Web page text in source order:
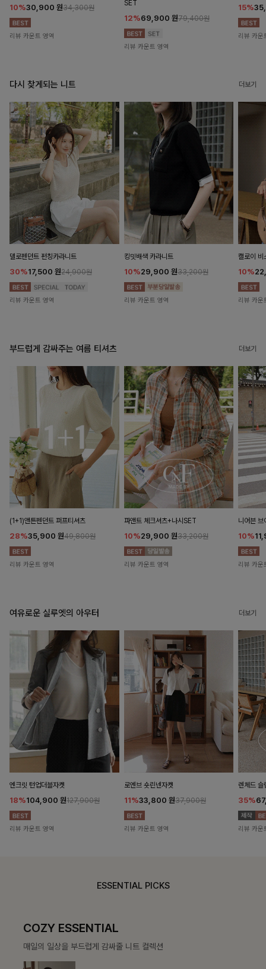
10%30,900 원34,300원
리뷰 카운트 영역
SET
12%69,900 원79,400원
리뷰 카운트 영역
15%
리뷰 카운
다시 찾게되는 니트 더보기
델로펜던트 펀칭카라니트
30%17,500 원24,900원
리뷰 카운트 영역
킹밋배색 카라니트
10%29,900 원33,200원
리뷰 카운트 영역
캘로이 비
10%
리뷰 카운
부드럽게 감싸주는 여름 티셔츠 더보기
(1+1)앤튼펜던트 퍼프티셔츠
28%35,900 원49,800원
리뷰 카운트 영역
파앤트 체크셔츠+나시SET
10%29,900 원33,200원
리뷰 카운트 영역
니어븐 브
10%
리뷰 카운
여유로운 실루엣의 아우터 더보기
엔크릿 턴업더블자켓
18%104,900 원127,900원
리뷰 카운트 영역
로엔브 숏린넨자켓
11%33,800 원37,900원
리뷰 카운트 영역
렌체드
35%
리뷰 카운
ESSENTIAL PICKS
COZY ESSENTIAL
매일의 일상을 부드럽게 감싸줄 니트 컬렉션